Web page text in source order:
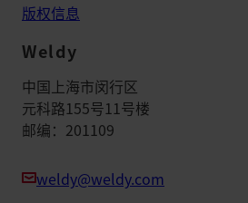
版权信息
Weldy
中国上海市闵行区
元科路155号11号楼
邮编：201109
weldy@weldy.com